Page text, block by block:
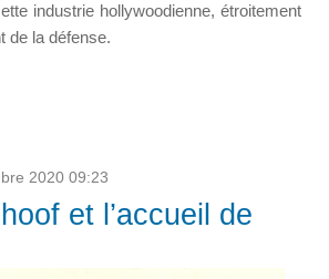
industrie hollywoodienne, étroitement
de la défense.
2020 09:23
et l’accueil de